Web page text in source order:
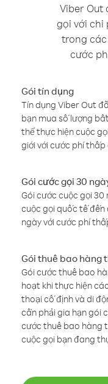
Viber Out
gọi với chi
trong
cước
Gói tín dụng
Tín dụng Viber Out
bạn mua số lượng
thể thực hiện cuộc
giới với cước phí thấp
Gói cước gọi 30
Gói cước cuộc gọi
cuộc gọi quốc tế
ngày với cước phí
Gói thuê bao hàng
Gói cước thuê bao
hoạt khi thực hiện
thoại cố định và di
cần phải gia hạn gói
cước thuê bao hàng
cuộc gọi bạn đang